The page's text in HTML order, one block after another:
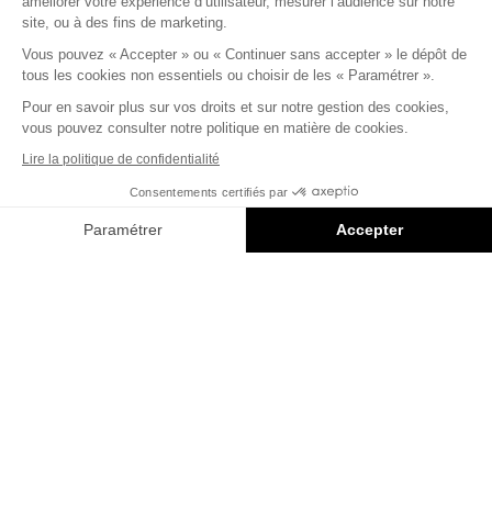
32 Rue de Monceau 75008 Paris
© Capital 8 – Invesco
Mentions légales
ConceptionSaentys
SPORT À CAPITAL 8
site, ou à des fins de marketing.
Vous pouvez « Accepter » ou « Continuer sans accepter » le dépôt de
tous les cookies non essentiels ou choisir de les « Paramétrer ».
Pour en savoir plus sur vos droits et sur notre gestion des cookies,
vous pouvez consulter notre politique en matière de cookies.
Lire la politique de confidentialité
Consentements certifiés par
Paramétrer Accepter